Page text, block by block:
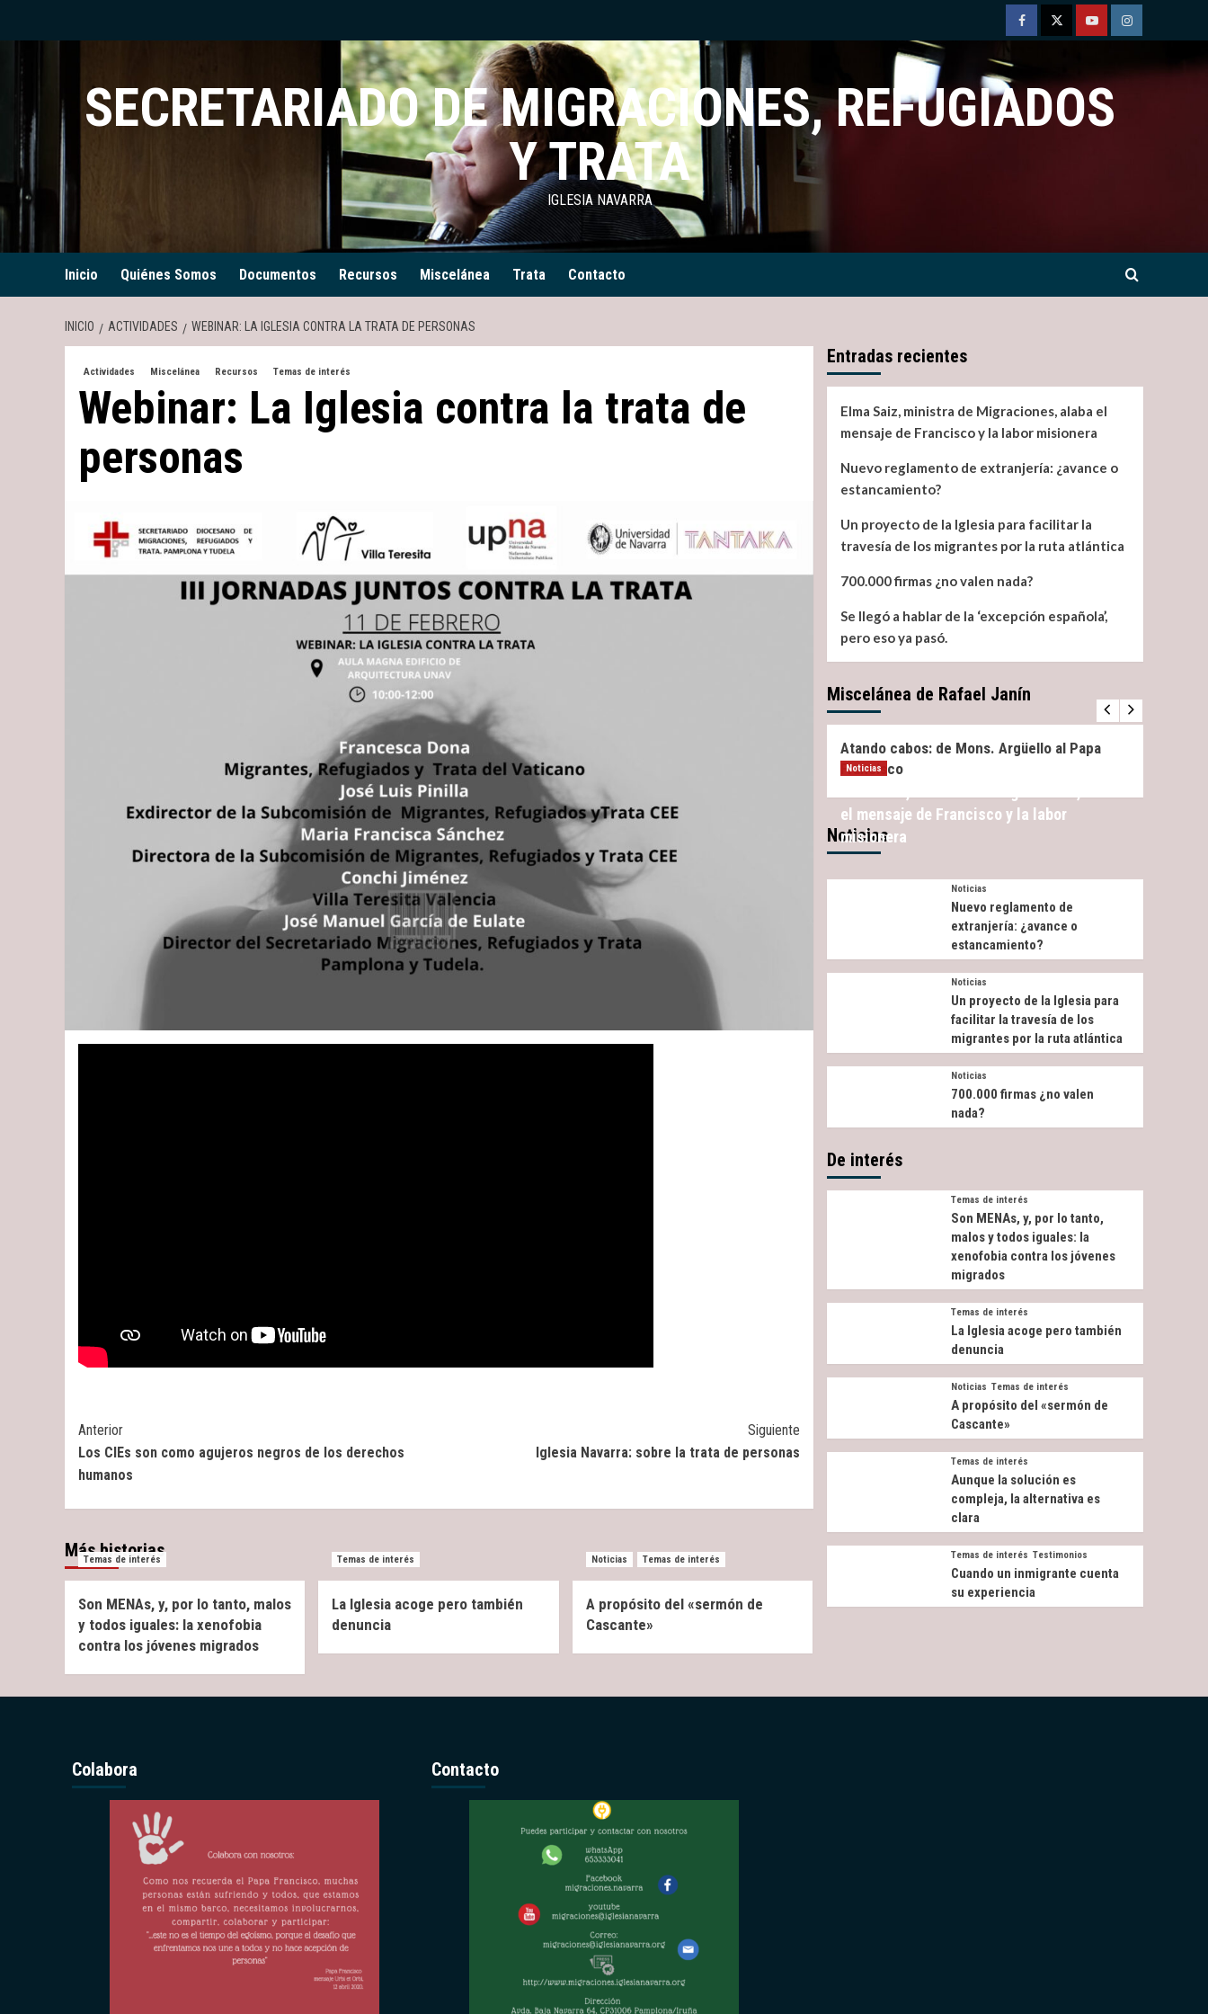
FacebookTwitterYoutubeInstagram
SECRETARIADO DE MIGRACIONES, REFUGIADOS
Y TRATA
IGLESIA NAVARRA
Inicio Quiénes Somos Documentos Recursos Miscelánea Trata Contacto
INICIO ACTIVIDADES WEBINAR: LA IGLESIA CONTRA LA TRATA DE PERSONAS
Actividades Miscelánea Recursos Temas de interés
Webinar: La Iglesia contra la trata de
personas
Post
Navigation
Anterior
Los CIEs son como agujeros negros de los derechos
humanos
Siguiente
Iglesia Navarra: sobre la trata de personas
Más historias
Temas de interés
Son MENAs, y, por lo tanto, malos
y todos iguales: la xenofobia
contra los jóvenes migrados
Temas de interés
La Iglesia acoge pero también
denuncia
Noticias Temas de interés
A propósito del «sermón de
Cascante»
Entradas recientes
Elma Saiz, ministra de Migraciones, alaba el
mensaje de Francisco y la labor misionera
Nuevo reglamento de extranjería: ¿avance o
estancamiento?
Un proyecto de la Iglesia para facilitar la
travesía de los migrantes por la ruta atlántica
700.000 firmas ¿no valen nada?
Se llegó a hablar de la ‘excepción española’,
pero eso ya pasó.
Miscelánea de Rafael Janín
La profesora de italiano que habla de Dios a
sus alumnos musulmanes
Miscelánea Noticias
Atando cabos: de Mons. Argüello al Papa
Francisco
Noticias
Noticias
el mensaje de Francisco y la labor
misionera
Noticias
Nuevo reglamento de
extranjería: ¿avance o
estancamiento?
Noticias
Un proyecto de la Iglesia para
facilitar la travesía de los
migrantes por la ruta atlántica
Noticias
700.000 firmas ¿no valen
nada?
De interés
Temas de interés
Son MENAs, y, por lo tanto,
malos y todos iguales: la
xenofobia contra los jóvenes
migrados
Temas de interés
La Iglesia acoge pero también
denuncia
Noticias Temas de interés
A propósito del «sermón de
Cascante»
Temas de interés
Aunque la solución es
compleja, la alternativa es
clara
Temas de interés Testimonios
Cuando un inmigrante cuenta
su experiencia
Colabora Contacto